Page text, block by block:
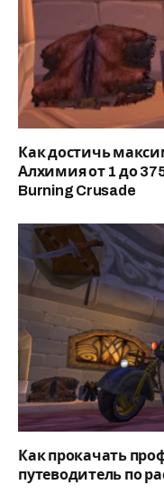
Как достичь
Алхимия от 1 до
Burning Crusade
Как прокачать
путеводитель по